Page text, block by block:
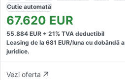
Cutie automată
67.620 EUR
55.884 EUR + 21% TVA deductibil
Leasing de la 681 EUR/luna cu dobăndă
juridice.
Vezi oferta